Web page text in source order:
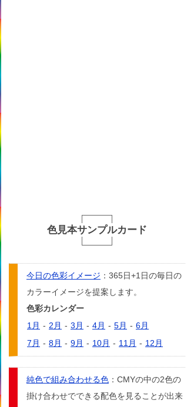
色見本サンプルカード
今日の色彩イメージ ：365日+1日の毎日の
カラーイメージを提案します。
色彩カレンダー
1月 - 2月 - 3月 - 4月 - 5月 - 6月
7月 - 8月 - 9月 - 10月 - 11月 - 12月
純色で組み合わせる色 ：CMYの中の2色の
掛け合わせでできる配色を見ることが出来